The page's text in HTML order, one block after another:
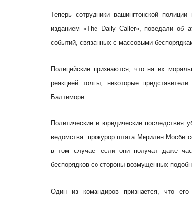
Теперь сотрудники вашингтонской
изданием «The Daily Caller», поведали об
событий, связанных с массовыми
Полицейские признаются, что на их
реакцией толпы, некоторые
Балтиморе.
Политические и юридические последствия
ведомства: прокурор штата Мерилин Мосби
в том случае, если они получат даже
беспорядков со стороны возмущенных
Один из командиров признается, что